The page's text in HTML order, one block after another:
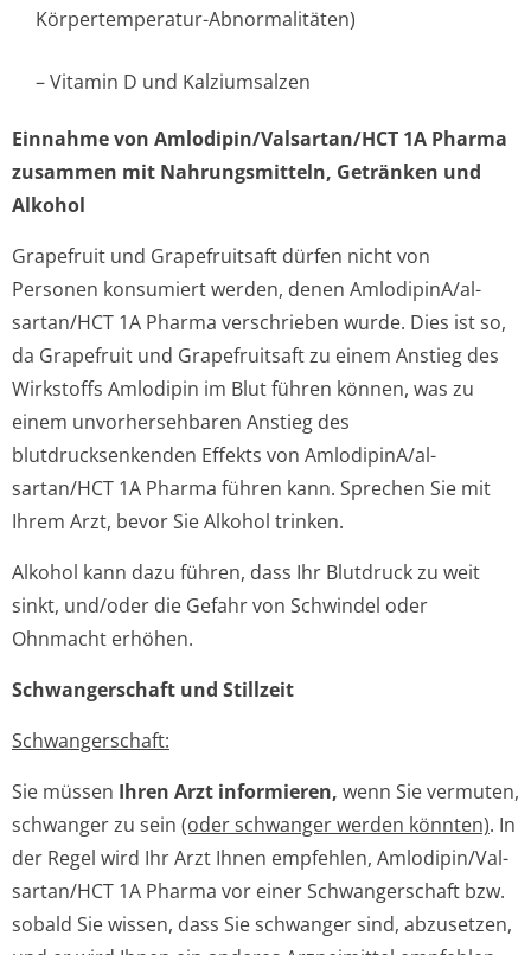
Körpertemperatur-Abnormalitäten)
– Vitamin D und Kalziumsalzen
Einnahme von Amlodipin/Val­sartan/HCT 1A Pharma
zusammen mit Nahrungsmitteln, Getränken und
Alkohol
Grapefruit und Grapefruitsaft dürfen nicht von
Personen konsumiert werden, denen AmlodipinA/al­
sartan/HCT 1A Pharma verschrieben wurde. Dies ist so,
da Grapefruit und Grapefruitsaft zu einem Anstieg des
Wirkstoffs Amlodipin im Blut führen können, was zu
einem unvorhersehbaren Anstieg des
blutdrucksenkenden Effekts von AmlodipinA/al­
sartan/HCT 1A Pharma führen kann. Sprechen Sie mit
Ihrem Arzt, bevor Sie Alkohol trinken.
Alkohol kann dazu führen, dass Ihr Blutdruck zu weit
sinkt, und/oder die Gefahr von Schwindel oder
Ohnmacht erhöhen.
Schwangerschaft und Stillzeit
Schwangerschaft:
Sie müssen Ihren Arzt informieren, wenn Sie vermuten,
schwanger zu sein (oder schwanger werden könnten). In
der Regel wird Ihr Arzt Ihnen empfehlen, Amlodipin/Val­
sartan/HCT 1A Pharma vor einer Schwangerschaft bzw.
sobald Sie wissen, dass Sie schwanger sind, abzusetzen,